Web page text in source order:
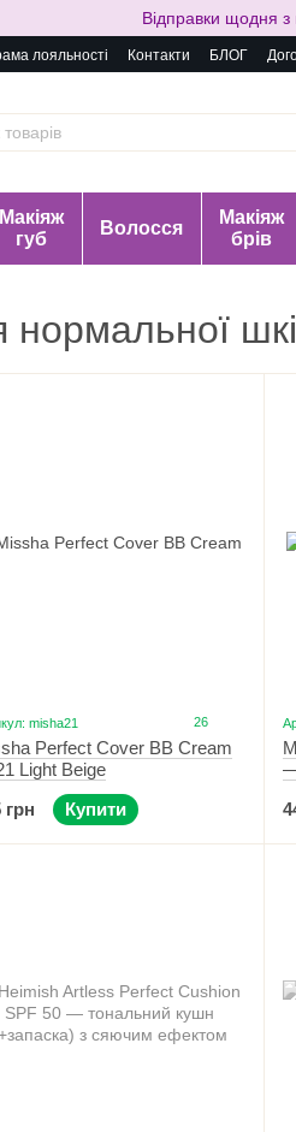
Відправки щодня
лояльності Контакти БЛОГ
Макіяж
губ
Волосся
Макіяж
брів
нормальної
misha21 26
Perfect Cover BB Cream
Light Beige
грн
Купити